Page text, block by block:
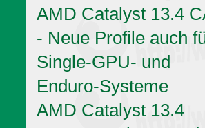
AMD Catalyst 13.4
- Neue Profile auch
Single-GPU- und
Enduro-Systeme
AMD Catalyst 13.4